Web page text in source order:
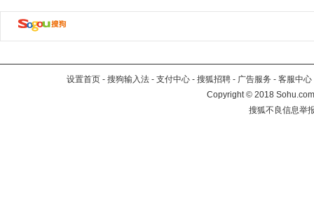
设置首页 - 搜狗输入法 - 支付中心 - 搜狐招聘 - 广告服务 - 客服中心
Copyright©2018
搜狐不良信息举